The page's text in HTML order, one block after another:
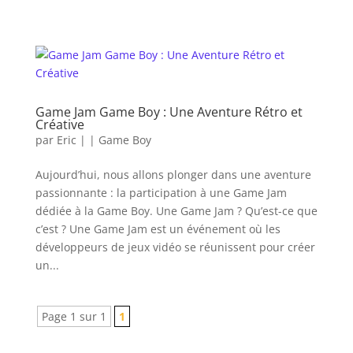
Game Jam Game Boy : Une Aventure Rétro et
Créative
par Eric | | Game Boy
Aujourd’hui, nous allons plonger dans une aventure
passionnante : la participation à une Game Jam
dédiée à la Game Boy. Une Game Jam ? Qu’est-ce que
c’est ? Une Game Jam est un événement où les
développeurs de jeux vidéo se réunissent pour créer
un...
Page 1 sur 1 1